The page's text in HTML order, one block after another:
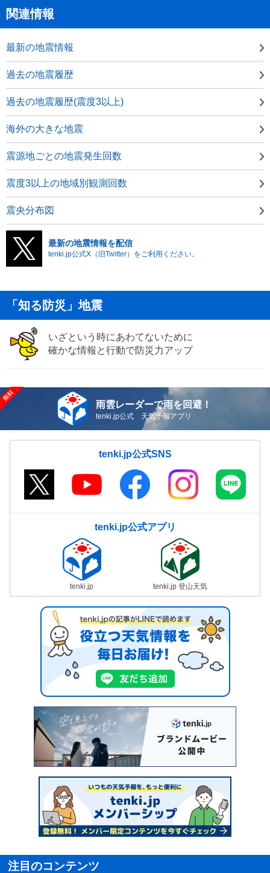
関連情報
最新の地震情報
過去の地震履歴
過去の地震履歴(震度3以上)
海外の大きな地震
震源地ごとの地震発生回数
震度3以上の地域別観測回数
震央分布図
最新の地震情報を配信
tenki.jp公式X（旧Twitter）をご利用ください。
「知る防災」地震
いざという時にあわてないために
確かな情報と行動で防災力アップ
雨雲レーダーで雨を回避！
tenki.jp公式 天気予報アプリ
tenki.jp公式SNS
tenki.jp公式アプリ
tenki.jp tenki.jp 登山天気
注目のコンテンツ